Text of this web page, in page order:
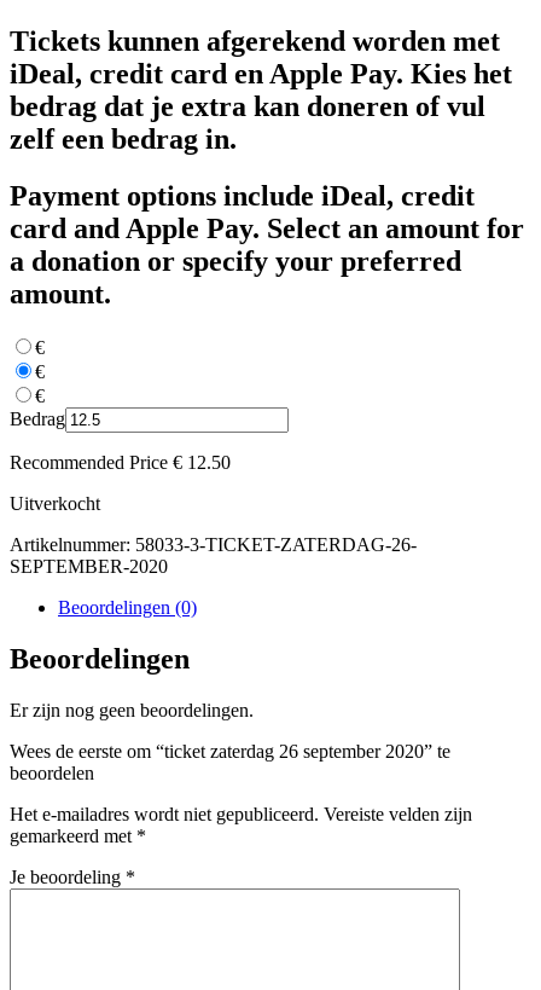
Tickets kunnen afgerekend worden met
iDeal, credit card en Apple Pay. Kies het
bedrag dat je extra kan doneren of vul
zelf een bedrag in.
Payment options include iDeal, credit
card and Apple Pay. Select an amount for
a donation or specify your preferred
amount.
€
€
€
Bedrag
Recommended Price € 12.50
Uitverkocht
Artikelnummer: 58033-3-TICKET-ZATERDAG-26-
SEPTEMBER-2020
Beoordelingen (0)
Beoordelingen
Er zijn nog geen beoordelingen.
Wees de eerste om “ticket zaterdag 26 september 2020” te
beoordelen
Het e-mailadres wordt niet gepubliceerd. Vereiste velden zijn
gemarkeerd met *
Je beoordeling *